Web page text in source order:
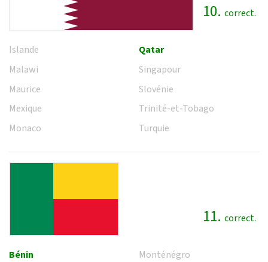
10. correct.
Islande
Malawi
Maurice
Mexique
Monaco
Qatar
Singapour
Slovénie
Trinité-et-Tobago
Turquie
11. correct.
Bénin
Monténégro